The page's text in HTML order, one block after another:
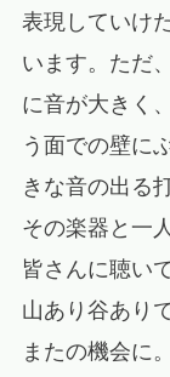
表現していけ
います。ただ
に音が大きく
う面での壁に
きな音の出る
その楽器と一
皆さんに聴い
山あり谷あり
またの機会に。